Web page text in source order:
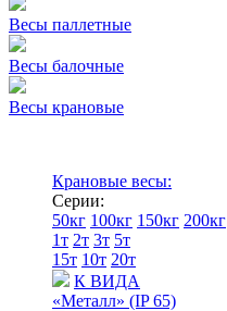
Весы паллетные
Весы балочные
Весы крановые
Крановые весы:
Серии:
50кг 100кг 150кг 200кг
1т 2т 3т 5т
15т 10т 20т
К ВИДА
«Металл» (IP 65)